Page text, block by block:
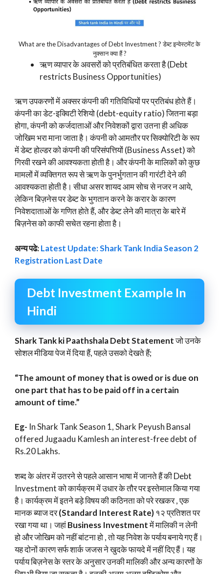
What are the Disadvantages of Debt Investment ? डेब्ट इन्वेस्टमेंट के
नुक्सान क्या हैं ?
ऋण व्यापार के अवसरों को प्रतिबंधित करता है (Debt
restricts Business Opportunities)
ऋण उपकरणों में अक्सर कंपनी की गतिविधियों पर प्रतिबंध होते हैं।
कंपनी का डेट-इक्विटी रेशियो (debt-equity ratio) जितना बड़ा
होगा, कंपनी को कर्जदाताओं और निवेशकों द्वारा उतना ही अधिक
जोखिम भरा माना जाता है। कंपनी को आमतौर पर सिक्योरिटी के रूप
में डेब्ट होल्डर को कंपनी की परिसंपत्तियों (Business Asset) को
गिरवी रखने की आवश्यकता होती है। और कंपनी के मालिकों को कुछ
मामलों में व्यक्तिगत रूप से ऋण के पुनर्भुगतान की गारंटी देने की
आवश्यकता होती है। सीधा असर शायद आम सोच से नजर न आये,
लेकिन बिज़नेस पर डेब्ट के भुगतान करने के करार के कारण
निवेशदाताओं के गणित होते हैं, और डेब्ट लेने की मात्रा के बारे में
बिज़नेस को काफी सचेत रहना होता है।
अन्य पढे:Latest Update: Shark Tank India Season 2
Registration Last Date
Debt Investment Example In
Hindi
Shark Tank ki Paathshala Debt Statementजो उनके
सोशल मीडिया पेज में दिया हैं, पहले उसको देखते हैं;
“The amount of money that is owed or is due on
one part that has to be paid off in a certain
amount of time.”
Eg- In Shark Tank Season 1, Shark Peyush Bansal
offered Jugaadu Kamlesh an interest-free debt of
Rs.20 Lakhs.
शब्द के अंतर में उतरने से पहले आसान भाषा में जानते हैं की Debt
Investment को कार्यक्रम में उधार के तौर पर इस्तेमाल किया गया
है। कार्यक्रम में इतने बड़े विषय की कठिनता को परे रखकर , एक
मानक ब्याज दर(Standard Interest Rate) १२ प्रतिशत पर
रखा गया था। जहांBusiness Investmentमें मालिकी न लेनी
हो और जोखिम को नहीं बांटना हो , तो यह निवेश के पर्याय बनाये गए हैं।
यह दोनों कारण सर्फ शार्क जजस ने खुदके फायदे में नहीं दिए हैं। यह
पर्याय बिज़नेस के स्तर के अनुसार उनकी मालिकी और अन्य कारणों के